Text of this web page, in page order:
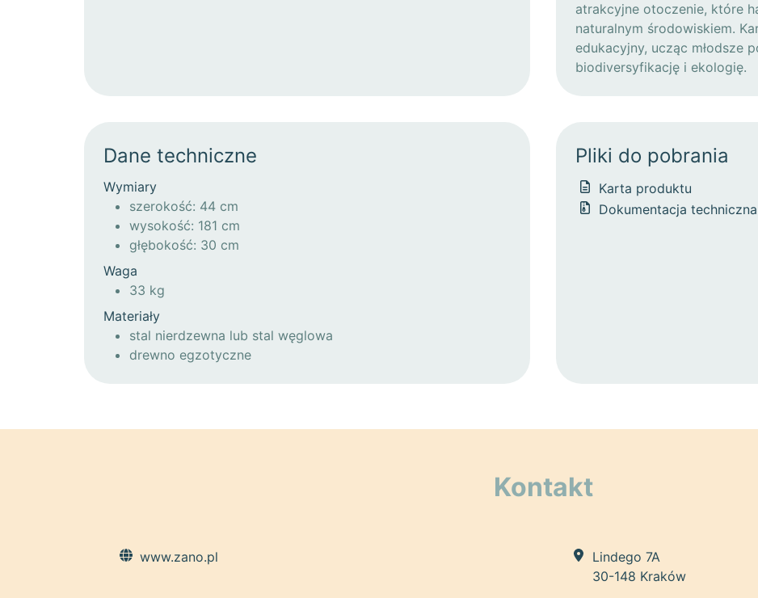
atrakcyjne otoczenie, które
naturalnym środowiskiem.
edukacyjny, ucząc młodsze
biodiversyfikację i ekologię.
Dane techniczne
Wymiary
szerokość: 44 cm
wysokość: 181 cm
głębokość: 30 cm
Waga
33 kg
Materiały
stal nierdzewna lub stal węglowa
drewno egzotyczne
Pliki do pobrania
Karta produktu
Dokumentacja techniczna
Kontakt
www.zano.pl
Lindego 7A
30-148 Kraków